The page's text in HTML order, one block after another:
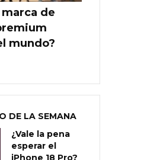
marca de
mundo?
DE LA SEMANA
¿Vale la pena
esperar el
iPhone 18 Pro?